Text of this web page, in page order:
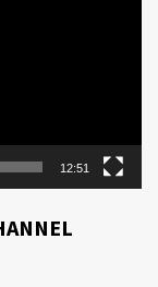
12:51